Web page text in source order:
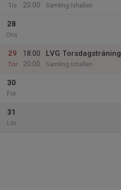
Tis
20:00
Samling Ishallen
28
Ons
29
Tor
18:00
20:00
LVG Torsdagsträning
Samling Ishallen
30
Fre
31
Lör